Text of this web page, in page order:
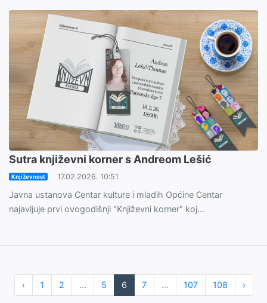
Sutra književni korner s Andreom Lešić
Književnost 17.02.2026. 10:51
Javna ustanova Centar kulture i mladih Općine Centar
najavljuje prvi ovogodišnji "Književni korner" koj...
‹ 1 2 ... 5 6 7 ... 107 108 ›